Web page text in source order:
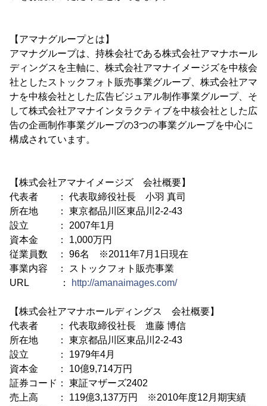
【アマナグループとは】
アマナグループは、持株会社である株式会社アマナホール
ディングスを主軸に、株式会社アマナイメージズを中核会
社としたストックフォト販売事業グループ、株式会社アマ
ナを中核会社とした広告ビジュアル制作事業グループ、そ
して株式会社アマナインタラクティブを中核会社とした広
告の企画制作事業グループの3つの事業グループを中心に
構成されています。
【株式会社アマナイメージズ 会社概要】
代表者 ： 代表取締役社長 小羽 真司
所在地 ： 東京都品川区東品川2-2-43
設立 ： 2007年1月
資本金 ： 1,000万円
従業員数 ： 96名 ※2011年7月1日現在
事業内容 ： ストックフォト販売事業
URL ：
http://amanaimages.com/
【株式会社アマナホールディングス 会社概要】
代表者 ： 代表取締役社長 進藤 博信
所在地 ： 東京都品川区東品川2-2-43
設立 ： 1979年4月
資本金 ： 10億9,714万円
証券コード： 東証マザーズ2402
売上高 ： 119億3,137万円 ※2010年度12月期実績